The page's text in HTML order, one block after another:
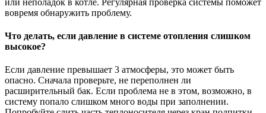
вовремя обнаружить проблему.
Что делать, если давление в системе отопления слишком
высокое?
Если давление превышает 3 атмосферы, это может быть
опасно. Сначала проверьте, не переполнен ли
расширительный бак. Если проблема не в этом, возможно, в
систему попало слишком много воды при заполнении.